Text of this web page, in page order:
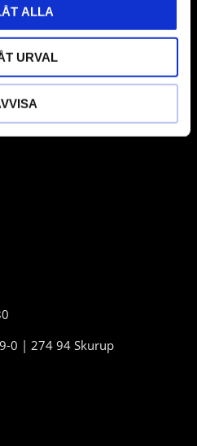
ALLA
URVAL
0 | 274 94 Skurup